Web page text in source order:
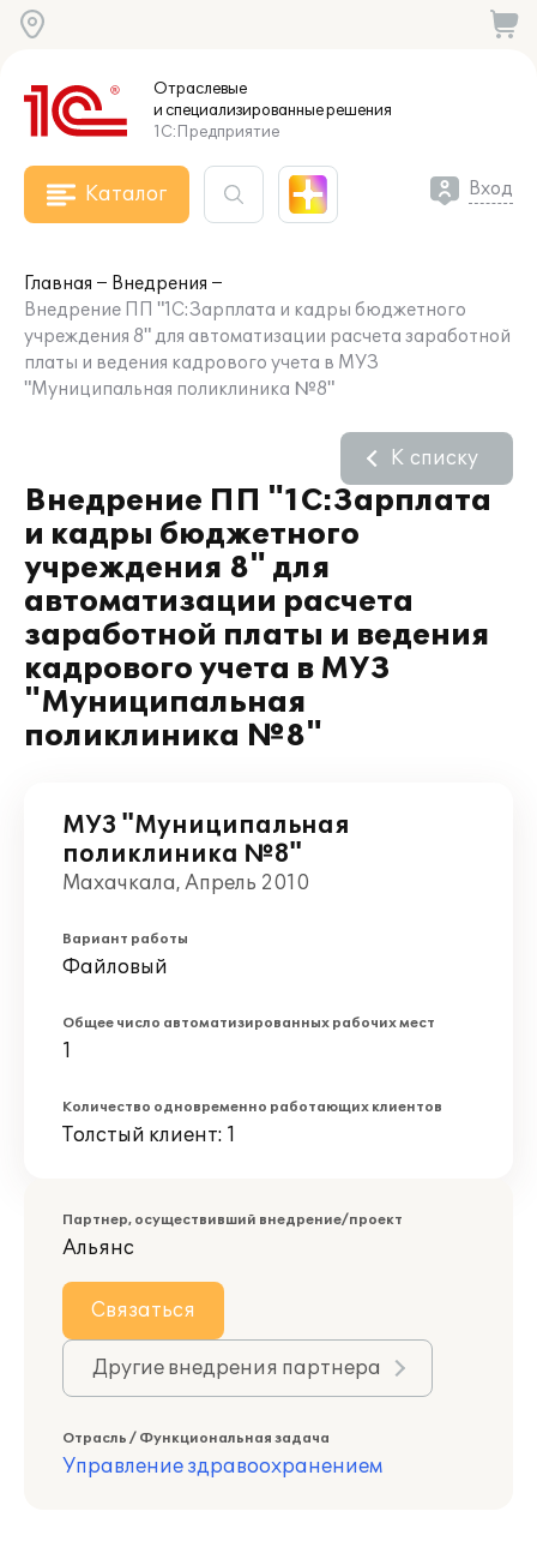
Отраслевые
и специализированныерешения
1С:Предприятие
Каталог Вход
Главная
Внедрения
Внедрение ПП "1С:Зарплата и кадры бюджетного
учреждения 8" для автоматизации расчета заработной
платы и ведения кадрового учета в МУЗ
"Муниципальная поликлиника №8"
Внедрение ПП "1С:Зарплата
и кадры бюджетного
учреждения 8" для
автоматизации расчета
заработной платы и ведения
кадрового учета в МУЗ
"Муниципальная
поликлиника №8"
К списку
МУЗ "Муниципальная
поликлиника №8"
Махачкала, Апрель 2010
Вариант работы
Файловый
Общее число автоматизированных рабочих мест
1
Количество одновременно работающих клиентов
Толстый клиент: 1
Партнер, осуществивший внедрение/проект
Альянс
Связаться
Другие внедрения партнера
Отрасль / Функциональная задача
Управление здравоохранением